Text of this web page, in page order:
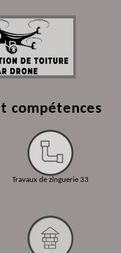
compétences
Travaux de zinguerie 33